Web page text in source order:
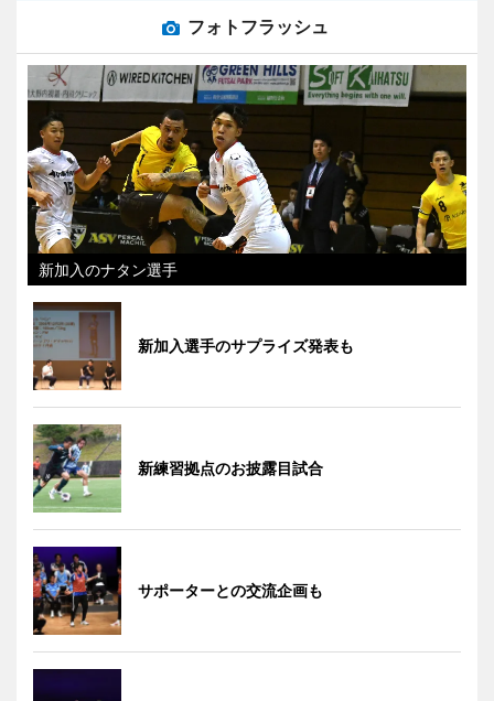
フォトフラッシュ
新加入のナタン選手
新加入選手のサプライズ発表も
新練習拠点のお披露目試合
サポーターとの交流企画も